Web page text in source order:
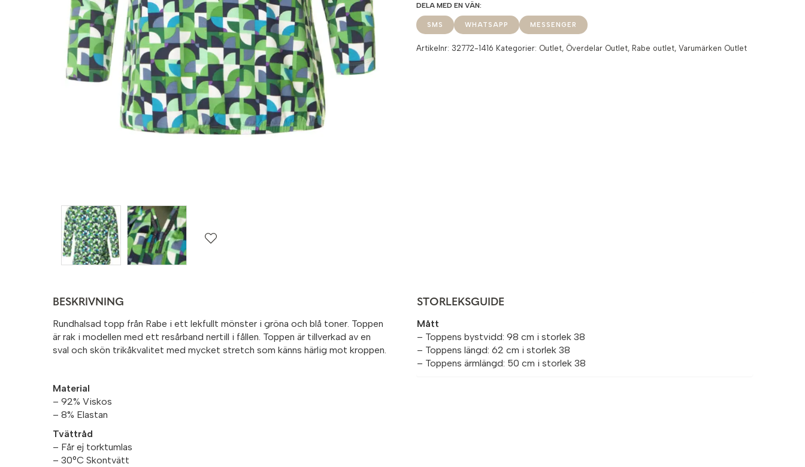
SMS WHATSAPP MESSENGER
Artikelnr: 32772-1416 Kategorier: Outlet, Överdelar Outlet, Rabe outlet,Varumärken Outlet
BESKRIVNING
Rundhalsad topp från Rabe i ett lekfullt mönster i gröna och blå toner. Toppen
är rak i modellen med ett resårband nertill i fållen. Toppen är tillverkad av en
sval och skön trikåkvalitet med mycket stretch som känns härlig mot kroppen.
Material
– 92% Viskos
– 8% Elastan
Tvättråd
– Får ej torktumlas
– 30°C Skontvätt
STORLEKSGUIDE
Mått
– Toppens bystvidd: 98 cm i storlek 38
– Toppens längd: 62 cm i storlek 38
– Toppens ärmlängd: 50 cm i storlek 38